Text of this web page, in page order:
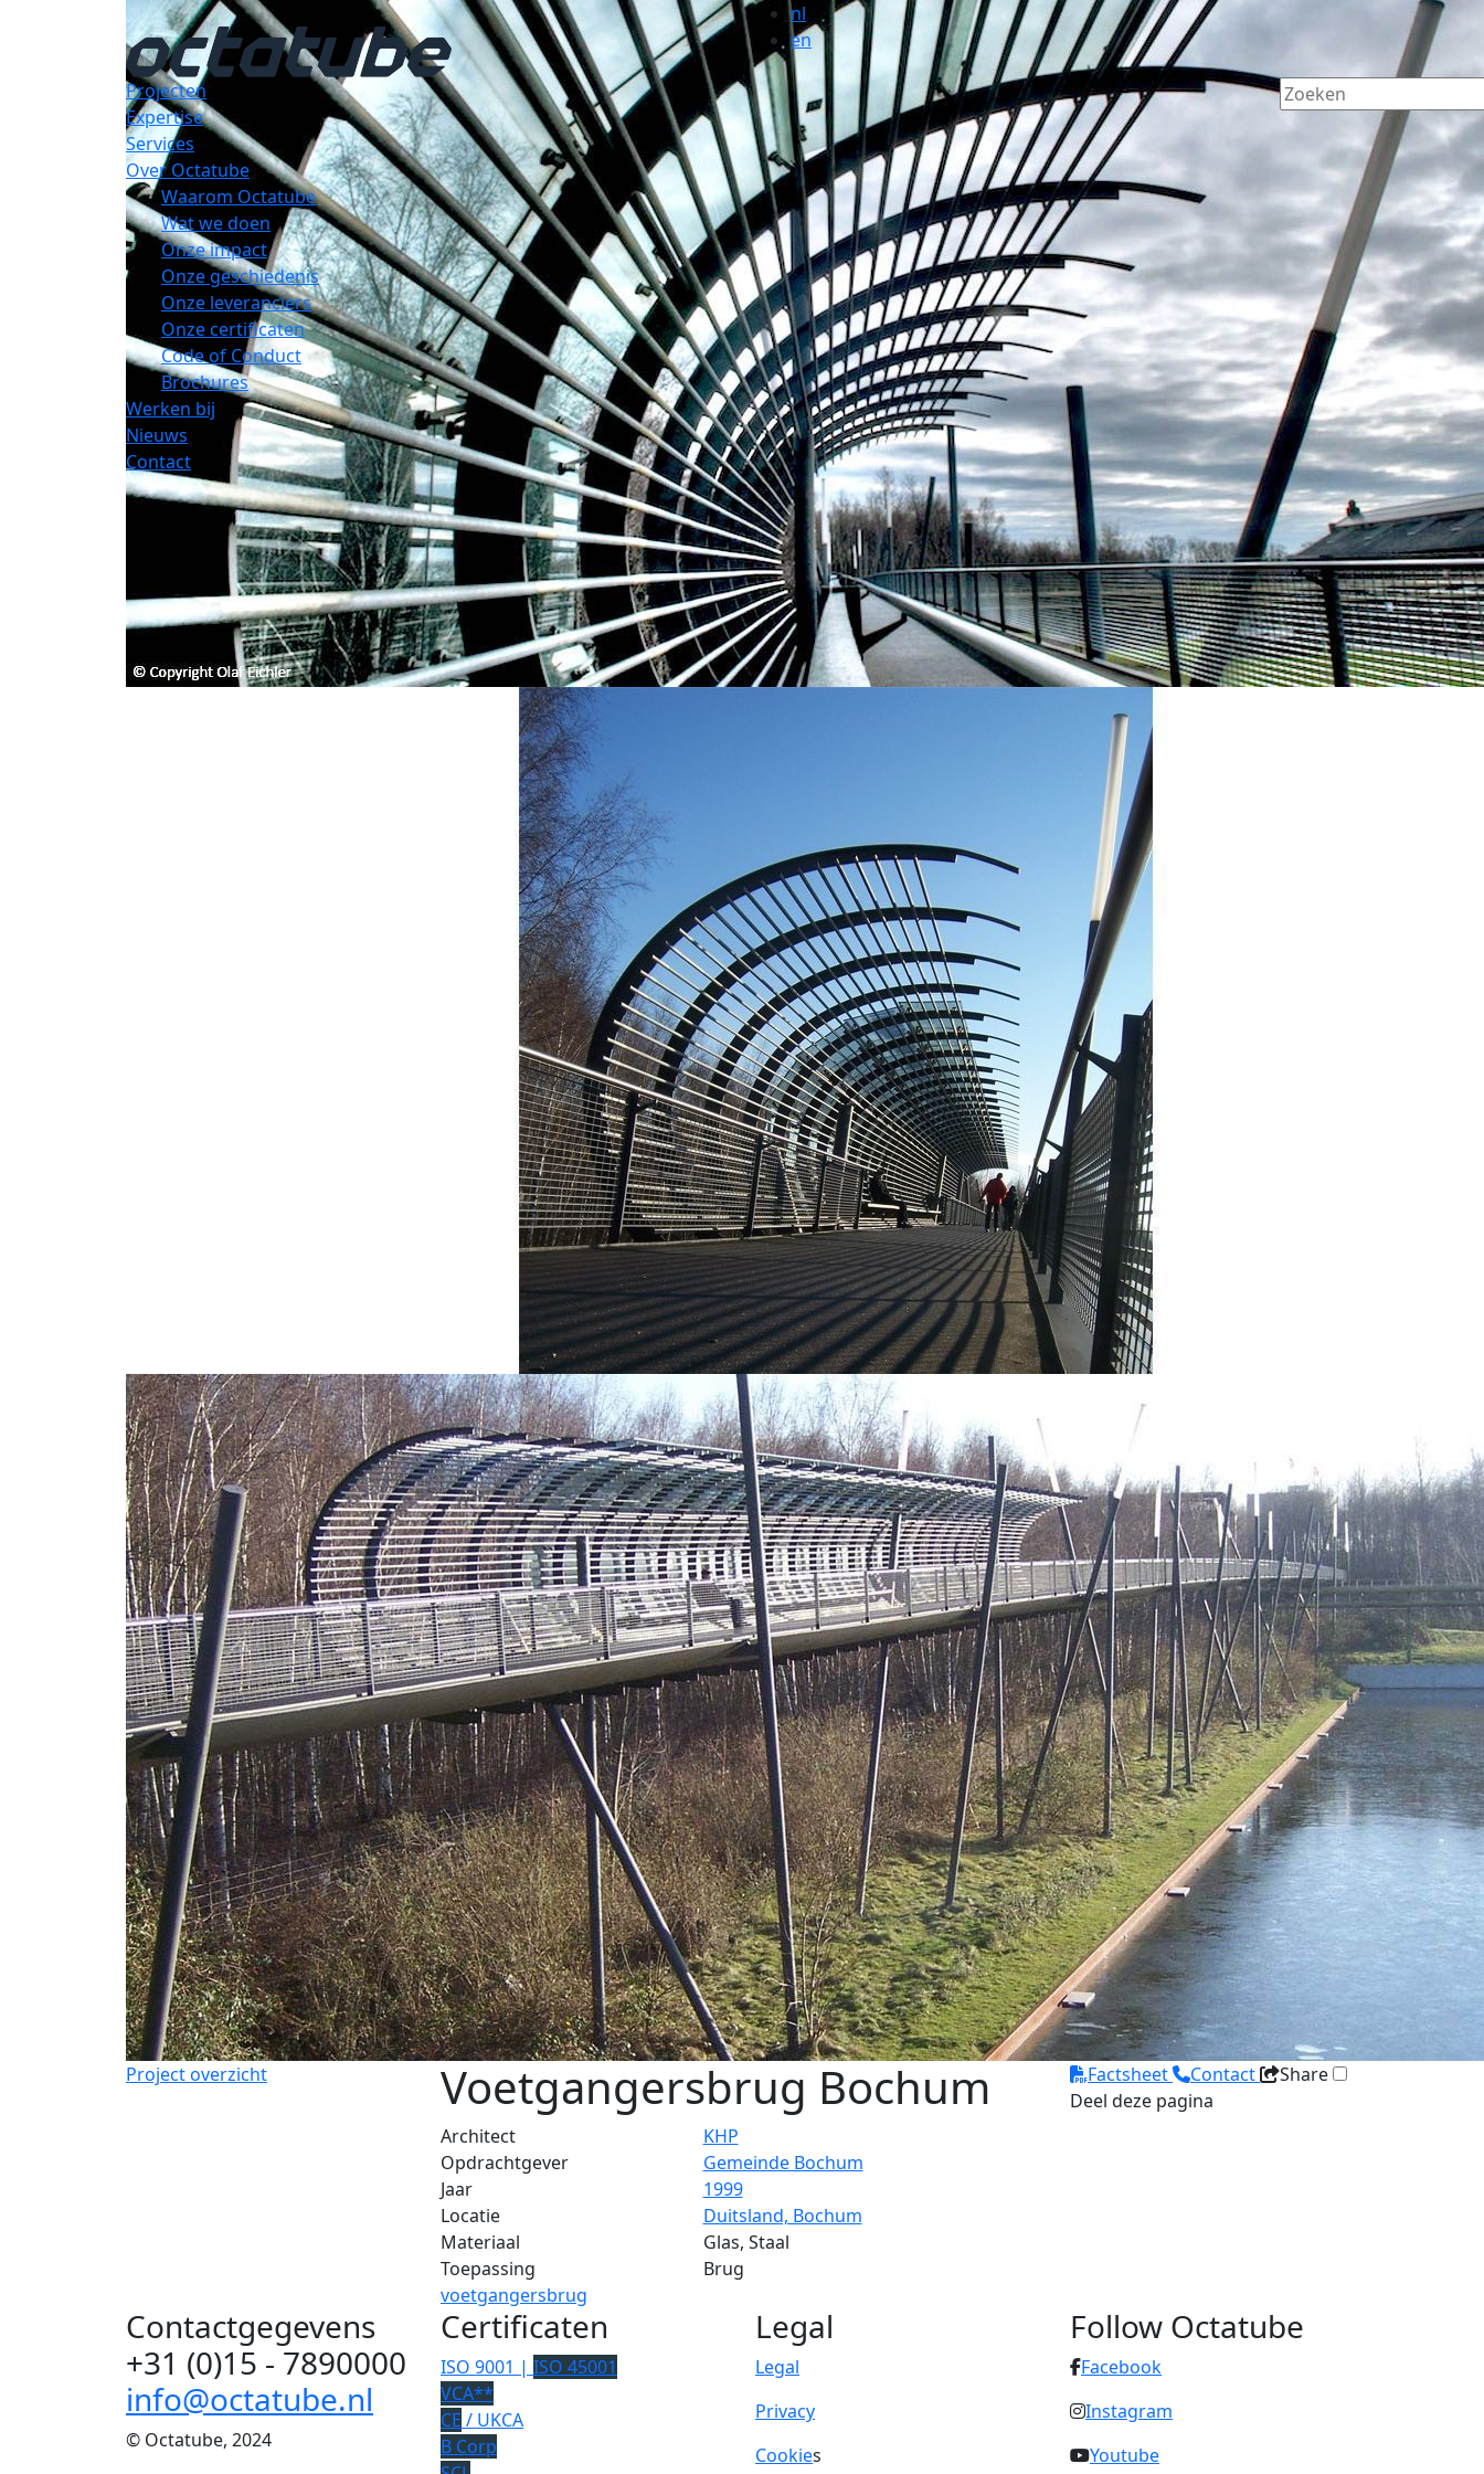
nl
en
Projecten
Expertise
Services
Over Octatube
Waarom Octatube
Wat we doen
Onze impact
Onze geschiedenis
Onze leveranciers
Onze certificaten
Code of Conduct
Brochures
Werken bij
Nieuws
Contact
Project overzicht Voetgangersbrug Bochum
Architect
KHP
Opdrachtgever
Gemeinde Bochum
Jaar
1999
Locatie
Duitsland, Bochum
Materiaal
Glas, Staal
Toepassing
Brug
voetgangersbrug
Factsheet Contact
Share
Deel deze pagina
Contactgegevens
+31 (0)15 - 7890000
info@octatube.nl
© Octatube, 2024
Certificaten
ISO 9001 | ISO 45001
VCA**
CE / UKCA
B Corp
Legal
Legal
Privacy
Cookies
Follow Octatube
Facebook
Instagram
Youtube